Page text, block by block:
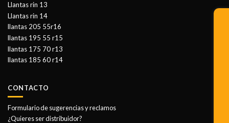
Llantas rin 13
Llantas rin 14
llantas 205 55r16
llantas 195 55 r15
llantas 175 70 r13
llantas 185 60 r14
CONTACTO
Formulario de sugerencias y reclamos
¿Quieres ser distribuidor?